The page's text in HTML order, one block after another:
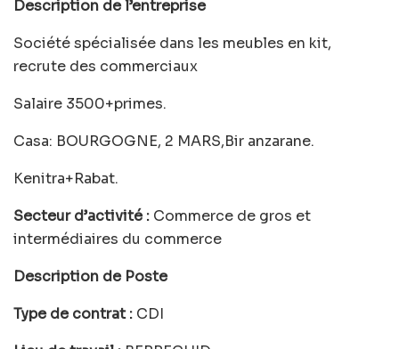
Description de l’entreprise
Société spécialisée dans les meubles en kit,
recrute des commerciaux
Salaire 3500+primes.
Casa: BOURGOGNE, 2 MARS,Bir anzarane.
Kenitra+Rabat.
Secteur d’activité : Commerce de gros et
intermédiaires du commerce
Description de Poste
Type de contrat : CDI